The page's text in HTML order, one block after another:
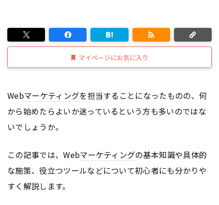
マイページにお気に入り
Webマーケティングを担当することになったものの、何
から始めたらよいか迷っているという方も多いのではな
いでしょうか。
この記事では、Webマーケティングの基本知識や具体的
な施策、役立つツールなどについて初心者にも分かりや
すく解説します。